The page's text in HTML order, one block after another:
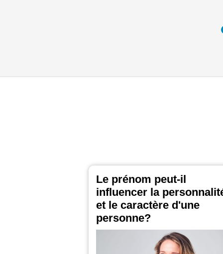
Le prénom peut-il
influencer la
et le caractère d'une
personne?